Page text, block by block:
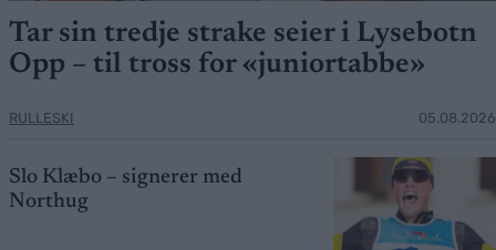
Tar sin tredje strake seier i Lysebotn
Opp – til tross for «juniortabbe»
RULLESKI 05.08.2026
Slo Klæbo – signerer med
Northug